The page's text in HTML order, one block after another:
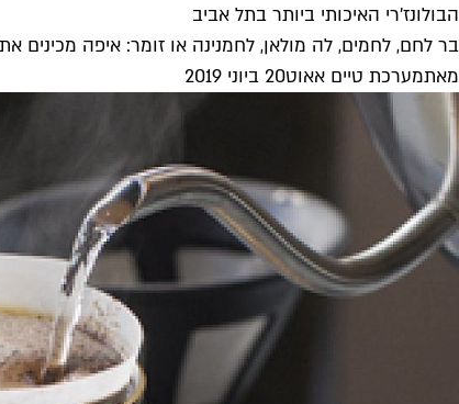
הבולונז'רי האיכותי ביותר בתל אביב
בר לחם, לחמים, לה מולאן, לחמנינה או זומר: איפה מכינים
מאתמערכת טיים אאוט20 ביוני 2019